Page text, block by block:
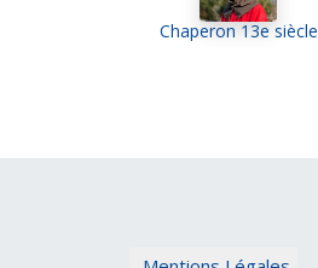
Chaperon 13e siècle